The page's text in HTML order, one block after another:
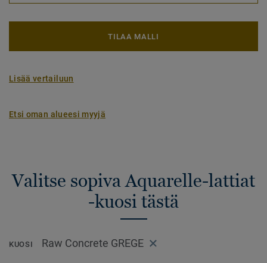
TILAA MALLI
Lisää vertailuun
Etsi oman alueesi myyjä
Valitse sopiva Aquarelle-lattiat
-kuosi tästä
KUOSI Raw Concrete GREGE